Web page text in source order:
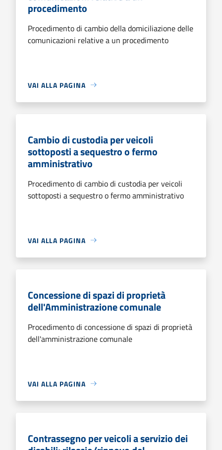
procedimento
Procedimento di cambio della domiciliazione delle
comunicazioni relative a un procedimento
VAI ALLA PAGINA
Cambio di custodia per veicoli
sottoposti a sequestro o fermo
amministrativo
Procedimento di cambio di custodia per veicoli
sottoposti a sequestro o fermo amministrativo
VAI ALLA PAGINA
Concessione di spazi di proprietà
dell'Amministrazione comunale
Procedimento di concessione di spazi di proprietà
dell'amministrazione comunale
VAI ALLA PAGINA
Contrassegno per veicoli a servizio dei